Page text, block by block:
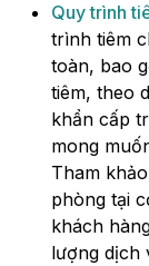
Quy trình
trình tiêm
toàn, bao
tiêm, theo
khẩn cấp
mong
Tham
phòng tại
khách
lượng dịch